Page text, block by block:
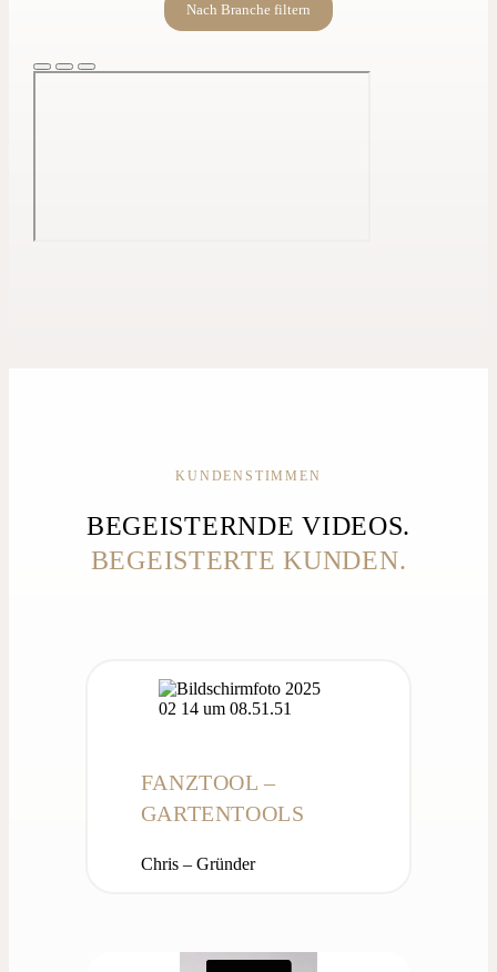
Nach Branche filtern
KUNDENSTIMMEN
BEGEISTERNDE VIDEOS.
BEGEISTERTE KUNDEN.
FANZTOOL –
GARTENTOOLS
Chris – Gründer